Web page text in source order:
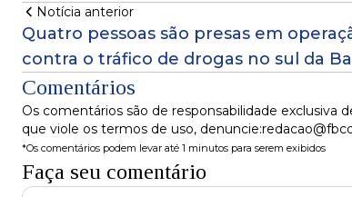
Notícia anterior
Quatro pessoas são presas em
contra o tráfico de drogas no sul da
Comentários
Os comentários são de responsabilidade exclusiva
que viole os termos de uso,
*Os comentários podem levar até 1 minutos para serem exibidos
Faça seu comentário